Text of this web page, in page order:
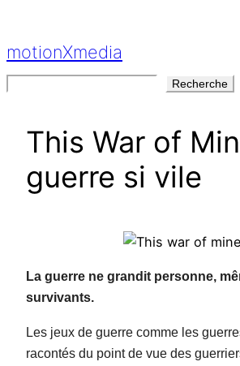
contenu
motionXmedia
Recherche
This War of
guerre si vile
La guerre ne grandit personne,
survivants.
Les jeux de guerre comme les
racontés du point de vue des